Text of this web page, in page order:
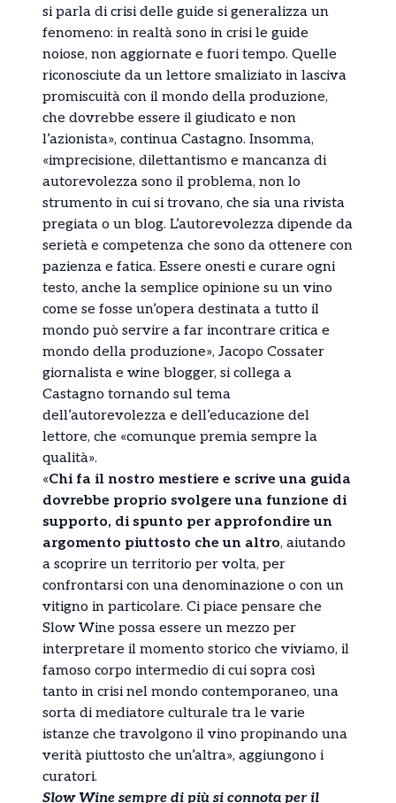
si parla di crisi delle guide si generalizza un
fenomeno: in realtà sono in crisi le guide
noiose, non aggiornate e fuori tempo. Quelle
riconosciute da un lettore smaliziato in lasciva
promiscuità con il mondo della produzione,
che dovrebbe essere il giudicato e non
l’azionista», continua Castagno. Insomma,
«imprecisione, dilettantismo e mancanza di
autorevolezza sono il problema, non lo
strumento in cui si trovano, che sia una rivista
pregiata o un blog. L’autorevolezza dipende da
serietà e competenza che sono da ottenere con
pazienza e fatica. Essere onesti e curare ogni
testo, anche la semplice opinione su un vino
come se fosse un’opera destinata a tutto il
mondo può servire a far incontrare critica e
mondo della produzione», Jacopo Cossater
giornalista e wine blogger, si collega a
Castagno tornando sul tema
dell’autorevolezza e dell’educazione del
lettore, che «comunque premia sempre la
qualità».
«Chi fa il nostro mestiere e scrive una guida
dovrebbe proprio svolgere una funzione di
supporto, di spunto per approfondire un
argomento piuttosto che un altro, aiutando
a scoprire un territorio per volta, per
confrontarsi con una denominazione o con un
vitigno in particolare. Ci piace pensare che
Slow Wine possa essere un mezzo per
interpretare il momento storico che viviamo, il
famoso corpo intermedio di cui sopra così
tanto in crisi nel mondo contemporaneo, una
sorta di mediatore culturale tra le varie
istanze che travolgono il vino propinando una
verità piuttosto che un’altra», aggiungono i
curatori.
Slow Wine sempre di più si connota per il